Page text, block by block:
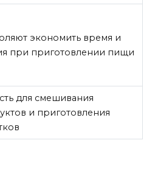
экономить время и
при приготовлении пищи
для смешивания
и приготовления